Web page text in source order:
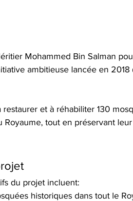
Mohammed Bin Salman
ambitieuse lancée en
et à réhabiliter 130
Royaume, tout en préservant
du projet incluent:
historiques dans tout le